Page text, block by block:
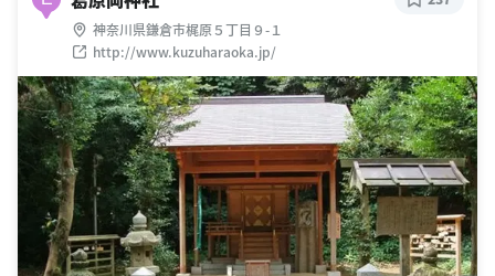
神奈川県鎌倉市梶原５丁目９-１
http://www.kuzuharaoka.jp/